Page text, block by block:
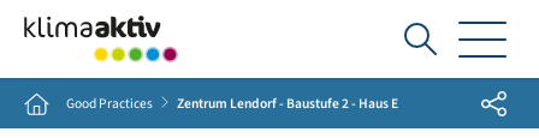
Ich
suche...
Home Good Practices Zentrum Lendorf - Baustufe 2 - Haus E Share